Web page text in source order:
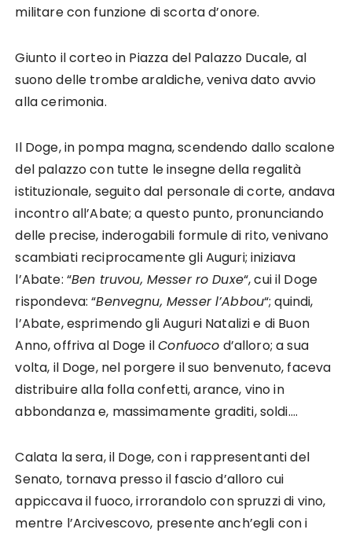
militare con funzione di scorta d’onore.
Giunto il corteo in Piazza del Palazzo Ducale, al
suono delle trombe araldiche, veniva dato avvio
alla cerimonia.
Il Doge, in pompa magna, scendendo dallo scalone
del palazzo con tutte le insegne della regalità
istituzionale, seguito dal personale di corte, andava
incontro all’Abate; a questo punto, pronunciando
delle precise, inderogabili formule di rito, venivano
scambiati reciprocamente gli Auguri; iniziava
l’Abate: “Ben truvou, Messer ro Duxe“, cui il Doge
rispondeva: “Benvegnu, Messer l’Abbou“; quindi,
l’Abate, esprimendo gli Auguri Natalizi e di Buon
Anno, offriva al Doge ilConfuoco d’alloro; a sua
volta, il Doge, nel porgere il suo benvenuto, faceva
distribuire alla folla confetti, arance, vino in
abbondanza e, massimamente graditi, soldi….
Calata la sera, il Doge, con i rappresentanti del
Senato, tornava presso il fascio d’alloro cui
appiccava il fuoco, irro­randolo con spruzzi di vino,
mentre l’Arcivescovo, presente anch’egli con i